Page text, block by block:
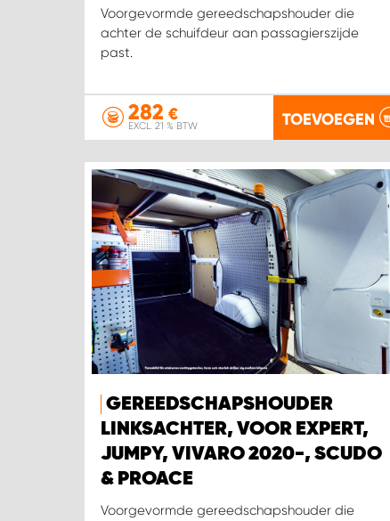
Voorgevormde gereedschapshouder die
achter de schuifdeur aan passagierszijde
past.
282 €
EXCL. 21 % BTW TOEVOEGEN
GEREEDSCHAPSHOUDER
LINKSACHTER, VOOR EXPERT,
JUMPY, VIVARO 2020-, SCUDO
& PROACE
Voorgevormde gereedschapshouder die